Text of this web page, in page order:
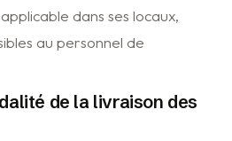
dans ses locaux,
au personnel de
de la livraison des